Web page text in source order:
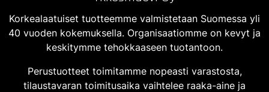
Korkealaatuiset tuotteemme valmistetaan Suomessa yli
40 vuoden kokemuksella. Organisaatiomme on kevyt ja
keskitymme tehokkaaseen tuotantoon.
Perustuotteet toimitamme nopeasti varastosta,
tilaustavaran toimitusaika vaihtelee raaka-aine ja